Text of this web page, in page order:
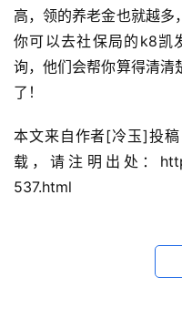
高，领的养老金也就越多
你可以去社保局的k8凯
询，他们会帮你算得清清
了！
本文来自作者[冷玉]投
载，请注明出处：
537.html